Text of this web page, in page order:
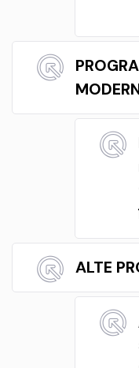
ALTE